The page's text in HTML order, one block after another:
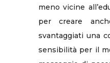
meno vicine
per creare
svantaggiati una
sensibilità per il